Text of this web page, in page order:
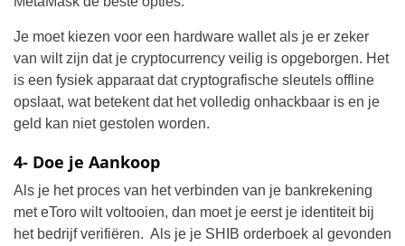
Je moet kiezen voor een hardware wallet als je er zeker
van wilt zijn dat je cryptocurrency veilig is opgeborgen. Het
is een fysiek apparaat dat cryptografische sleutels offline
opslaat, wat betekent dat het volledig onhackbaar is en je
geld kan niet gestolen worden.
4- Doe je Aankoop
Als je het proces van het verbinden van je bankrekening
met eToro wilt voltooien, dan moet je eerst je identiteit bij
het bedrijf verifiëren. Als je je SHIB orderboek al gevonden